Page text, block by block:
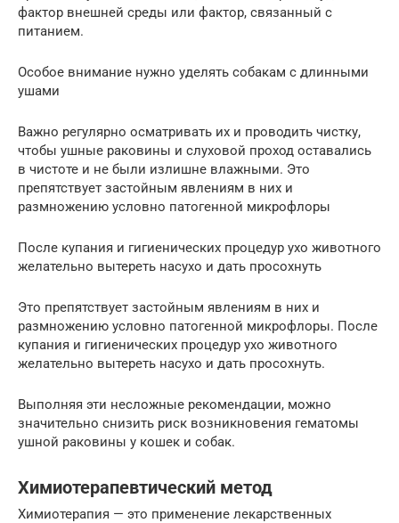
фактор внешней среды или фактор, связанный с
питанием.
Особое внимание нужно уделять собакам с длинными
ушами
Важно регулярно осматривать их и проводить чистку,
чтобы ушные раковины и слуховой проход оставались
в чистоте и не были излишне влажными. Это
препятствует застойным явлениям в них и
размножению условно патогенной микрофлоры
После купания и гигиенических процедур ухо животного
желательно вытереть насухо и дать просохнуть
Это препятствует застойным явлениям в них и
размножению условно патогенной микрофлоры. После
купания и гигиенических процедур ухо животного
желательно вытереть насухо и дать просохнуть.
Выполняя эти несложные рекомендации, можно
значительно снизить риск возникновения гематомы
ушной раковины у кошек и собак.
Химиотерапевтический метод
Химиотерапия — это применение лекарственных